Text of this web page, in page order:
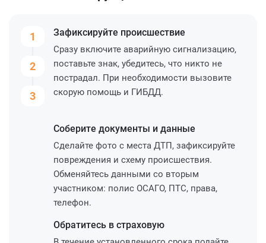
1
2
3
Зафиксируйте происшествие
Сразу включите аварийную сигнализацию,
поставьте знак, убедитесь, что никто не
пострадал. При необходимости вызовите
скорую помощь и ГИБДД.
Соберите документы и данные
Сделайте фото с места ДТП, зафиксируйте
повреждения и схему происшествия.
Обменяйтесь данными со вторым
участником: полис ОСАГО, ПТС, права,
телефон.
Обратитесь в страховую